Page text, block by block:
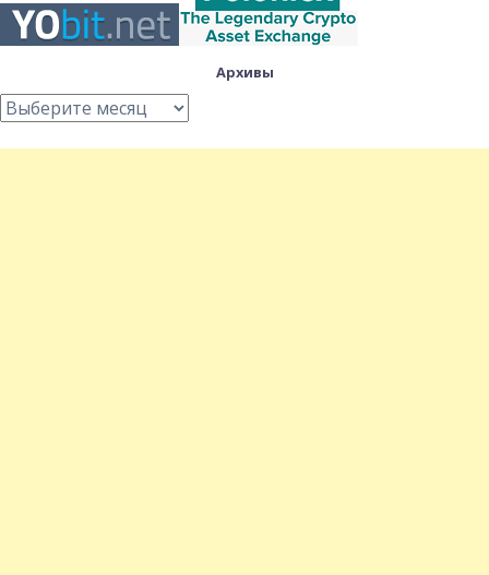
Архивы
Архивы